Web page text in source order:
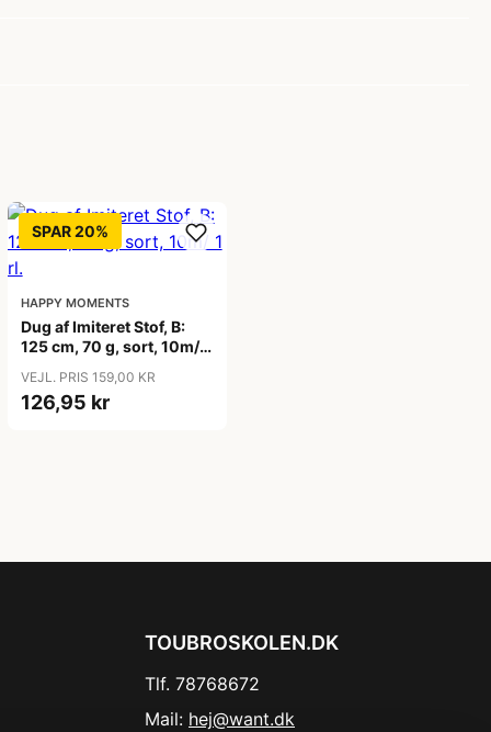
SPAR 20%
HAPPY MOMENTS
Dug af Imiteret Stof, B:
125 cm, 70 g, sort, 10m/ 1
VEJL. PRIS 159,00 KR
126,95 kr
TOUBROSKOLEN.DK
Tlf. 78768672
Mail: hej@want.dk